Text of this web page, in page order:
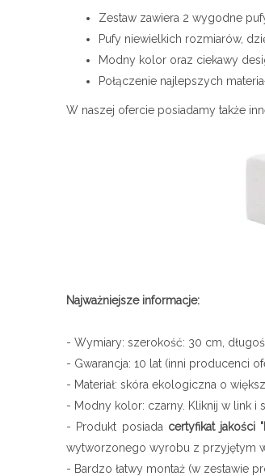
Zestaw zawiera 2 wygodne
Pufy niewielkich rozmiarów,
Modny kolor oraz ciekawy
Połączenie najlepszych
W naszej ofercie posiadamy także
Najważniejsze informacje:
- Wymiary: szerokość: 30 cm,
- Gwarancja: 10 lat (inni producenci
- Materiał: skóra ekologiczna o
- Modny kolor: czarny. Kliknij w link i
- Produkt posiada certyfikat jakości
wytworzonego wyrobu z przyjętym
- Bardzo łatwy montaż (w zestawie